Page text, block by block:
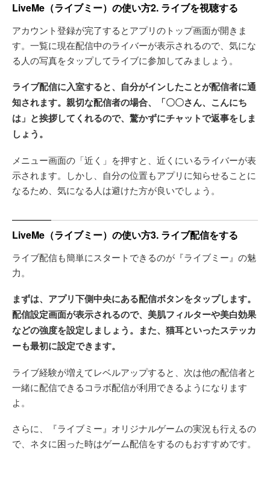
LiveMe（ライブミー）の使い方2. ライブを視聴する
アカウント登録が完了するとアプリのトップ画面が開きま
す。一覧に現在配信中のライバーが表示されるので、気にな
る人の写真をタップしてライブに参加してみましょう。
ライブ配信に入室すると、自分がインしたことが配信者に通
知されます。親切な配信者の場合、「〇〇さん、こんにち
は」と挨拶してくれるので、驚かずにチャットで返事をしま
しょう。
メニュー画面の「近く」を押すと、近くにいるライバーが表
示されます。しかし、自分の位置もアプリに知らせることに
なるため、気になる人は避けた方が良いでしょう。
LiveMe（ライブミー）の使い方3. ライブ配信をする
ライブ配信も簡単にスタートできるのが『ライブミー』の魅
力。
まずは、アプリ下側中央にある配信ボタンをタップします。
配信設定画面が表示されるので、美肌フィルターや美白効果
などの強度を設定しましょう。また、猫耳といったステッカ
ーも最初に設定できます。
ライブ経験が増えてレベルアップすると、次は他の配信者と
一緒に配信できるコラボ配信が利用できるようになります
よ。
さらに、『ライブミー』オリジナルゲームの実況も行えるの
で、ネタに困った時はゲーム配信をするのもおすすめです。